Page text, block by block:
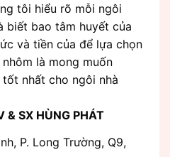
tôi hiểu rõ mỗi ngôi
biết bao tâm huyết của
và tiền của để lựa chọn
là mong muốn
nhất cho ngôi nhà
& SX HÙNG PHÁT
P. Long Trường, Q9,